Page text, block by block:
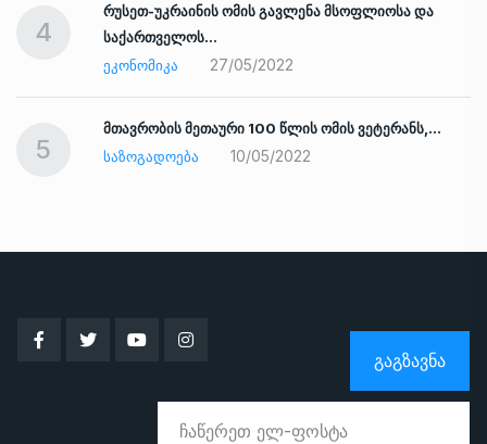
4
რუსეთ-უკრაინის ომის გავლენა მსოფლიოსა და
საქართველოს…
ᲔᲙᲝᲜᲝᲛᲘᲙᲐ
27/05/2022
5
მთავრობის მეთაური 100 წლის ომის ვეტერანს,…
ᲡᲐᲖᲝᲒᲐᲓᲝᲔᲑᲐ
10/05/2022
ᲒᲐᲒᲖᲐᲕᲜᲐ